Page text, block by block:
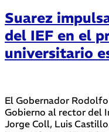
Suarez
del IEF en el
universitario
El Gobernador
Gobierno al rector del
Jorge Coll, Luis